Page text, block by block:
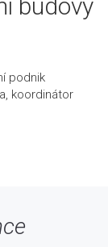
budovy
podnik
koordinátor